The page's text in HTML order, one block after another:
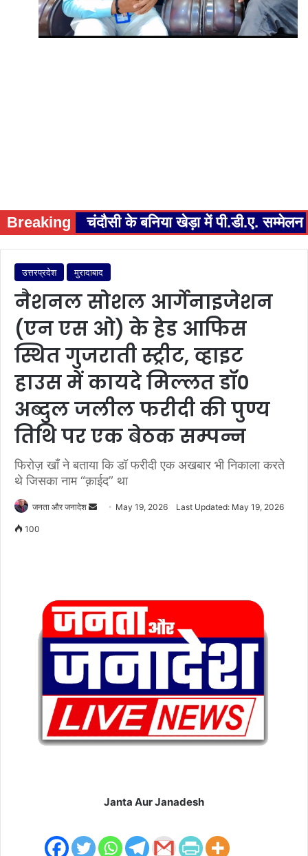
Breaking चंदौसी के बनिया खेड़ा में पी.डी.ए.
उत्तरप्रदेश मुरादाबाद
नैशनल सोशल आर्गेनाइजेशन
(एन एस ओ) के हेड आफिस
स्थित गुजराती स्ट्रीट, व्हाइट
हाउस में कायदे मिल्लत डॉ०
अब्दुल जलील फरीदी की पुण्य
तिथि पर एक बेठक सम्पन्न
फिरोज़ खाँ ने बताया कि डॉ फरीदी एक अखबार भी निकाला करते
थे जिसका नाम “क़ाईद” था
जनता और जनादेश
e
m
a
May 19, 2026 Last Updated: May 19, 2026
100
Janta Aur Janadesh